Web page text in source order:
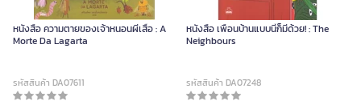
หนังสือ ความตายของเจ้าหนอนผีเสื้อ : A
Morte Da Lagarta
รหัสสินค้า DA07611
หนังสือ เพื่อนบ้านแบบนี้ก็มีด้วย! : The
Neighbours
รหัสสินค้า DA07248